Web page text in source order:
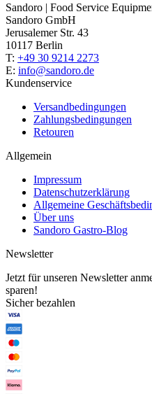
Sandoro | Food Service
Sandoro GmbH
Jerusalemer Str. 43
10117 Berlin
T: +49 30 9214 2273
E: info@sandoro.de
Kundenservice
Versandbedingungen
Zahlungsbedingungen
Retouren
Allgemein
Impressum
Datenschutzerklärung
Allgemeine
Über uns
Sandoro Gastro-Blog
Newsletter
Jetzt für unseren Newsletter
sparen!
Sicher bezahlen